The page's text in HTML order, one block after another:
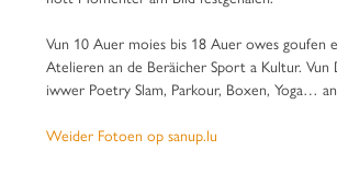
Vun 10 Auer moies bis 18 Auer owes goufen
Atelieren an de Beräicher Sport a Kultur. Vun
iwwer Poetry Slam, Parkour, Boxen, Yoga…
Weider Fotoen op sanup.lu